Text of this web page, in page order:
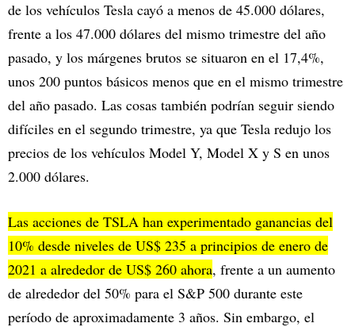
de los vehículos Tesla cayó a menos de 45.000 dólares,
frente a los 47.000 dólares del mismo trimestre del año
pasado, y los márgenes brutos se situaron en el 17,4%,
unos 200 puntos básicos menos que en el mismo trimestre
del año pasado. Las cosas también podrían seguir siendo
difíciles en el segundo trimestre, ya que Tesla redujo los
precios de los vehículos Model Y, Model X y S en unos
2.000 dólares.
Las acciones de TSLA han experimentado ganancias del
10% desde niveles de US$ 235 a principios de enero de
2021 a alrededor de US$ 260 ahora, frente a un aumento
de alrededor del 50% para el S&P 500 durante este
período de aproximadamente 3 años. Sin embargo, el